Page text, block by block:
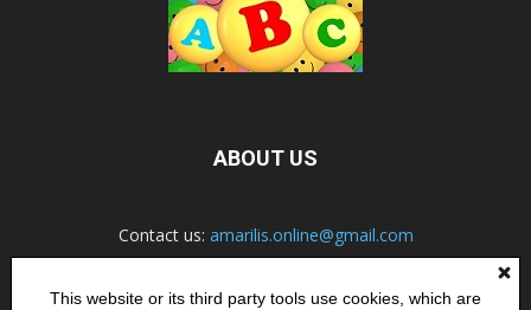
ABOUT US
Contact us: amarilis.online@gmail.com
This website or its third party tools use cookies, which are